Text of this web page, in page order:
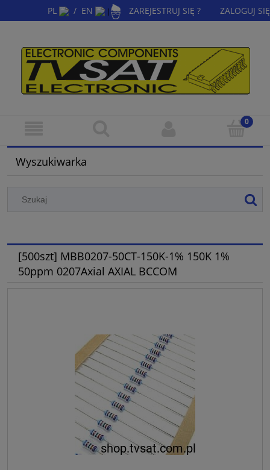
PL / EN | ZAREJESTRUJ SIĘ ? ZALOGUJ SIĘ
Wyszukiwarka
[500szt] MBB0207-50CT-150K-1% 150K 1%
50ppm 0207Axial AXIAL BCCOM